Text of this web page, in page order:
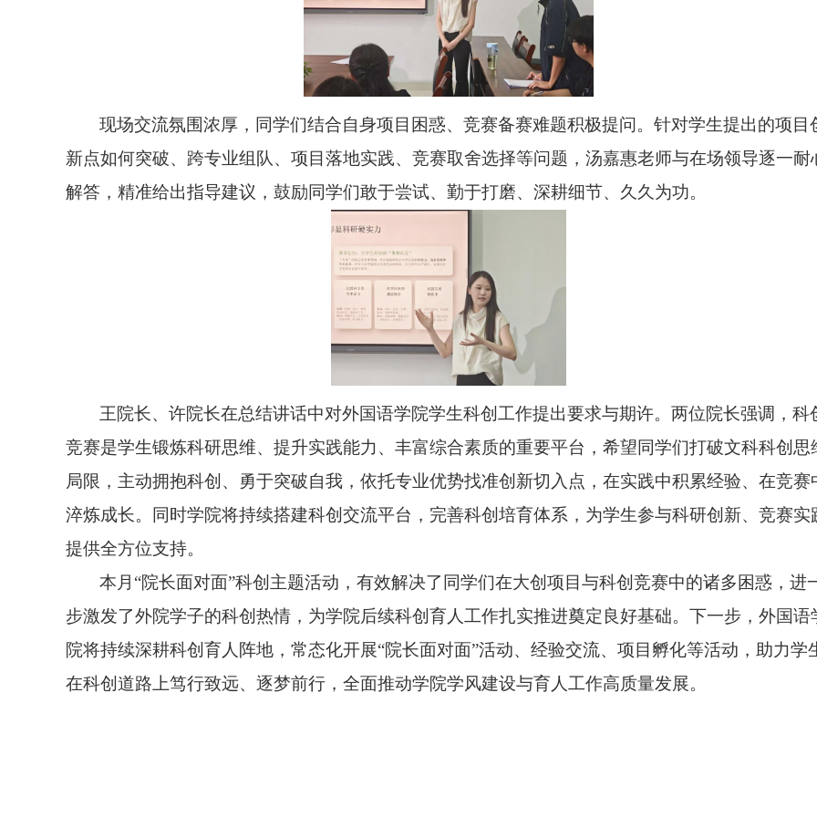
现场交流氛围浓厚，同学们结合自身项目困惑、竞赛备赛难题积极提问。针对学生提出的项目
新点如何突破、跨专业组队、项目落地实践、竞赛取舍选择等问题，汤嘉惠老师与在场领导逐一耐
解答，精准给出指导建议，鼓励同学们敢于尝试、勤于打磨、深耕细节、久久为功。
王院长、许院长在总结讲话中对外国语学院学生科创工作提出要求与期许。两位院长强调，科
竞赛是学生锻炼科研思维、提升实践能力、丰富综合素质的重要平台，希望同学们打破文科科创思
局限，主动拥抱科创、勇于突破自我，依托专业优势找准创新切入点，在实践中积累经验、在竞赛
淬炼成长。同时学院将持续搭建科创交流平台，完善科创培育体系，为学生参与科研创新、竞赛实
提供全方位支持。
本月“院长面对面”科创主题活动，有效解决了同学们在大创项目与科创竞赛中的诸多困惑，进
步激发了外院学子的科创热情，为学院后续科创育人工作扎实推进奠定良好基础。下一步，外国语
院将持续深耕科创育人阵地，常态化开展“院长面对面”活动、经验交流、项目孵化等活动，助力学
在科创道路上笃行致远、逐梦前行，全面推动学院学风建设与育人工作高质量发展。